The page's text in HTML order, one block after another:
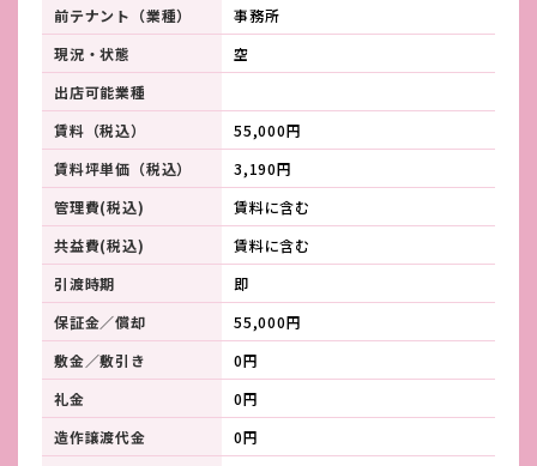
前テナント（業種）
事務所
現況・状態
空
出店可能業種
賃料（税込）
55,000円
賃料坪単価（税込）
3,190円
管理費(税込)
賃料に含む
共益費(税込)
賃料に含む
引渡時期
即
保証金／償却
55,000円
敷金／敷引き
0円
礼金
0円
造作譲渡代金
0円